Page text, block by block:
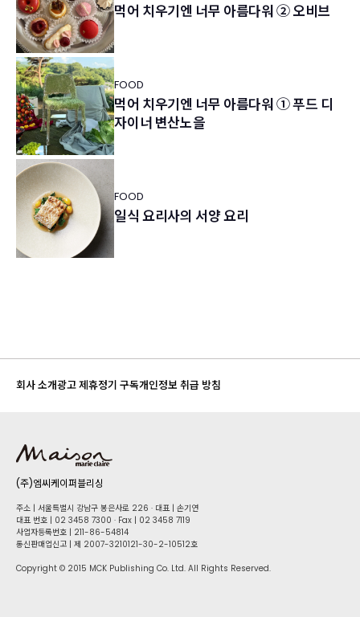
먹어 치우기엔 너무 아름다워 ② 오비브
FOOD
먹어 치우기엔 너무 아름다워 ① 푸드 디
자이너 변산노을
FOOD
일식 요리사의 서양 요리
회사 소개광고 제휴정기 구독개인정보 취급 방침
(주)엠씨케이퍼블리싱
주소 | 서울특별시 강남구 봉은사로 226 · 대표 | 손기연
대표 번호 | 02 34​58 7300 · Fax | 02 34​58 7119
사업자등록번호 | 211-86-5​4814
통신판매업신고 | 제 2007-3210121-30-2-10512호
Copyright © 2015 MCK Publishing Co. Ltd. All Rights Reserved.